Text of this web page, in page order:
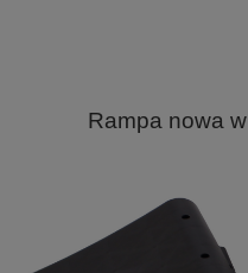
Rampa nowa